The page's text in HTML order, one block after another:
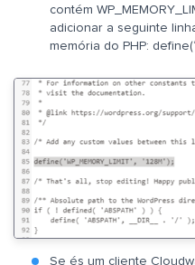
contém
adicionar a seguinte
memória do PHP:
Se és um cliente